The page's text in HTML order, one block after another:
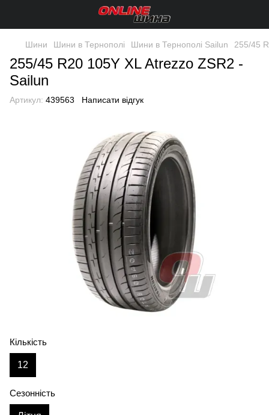
Шини Шини в Тернополі Шини в Тернополі Sailun 255/45
255/45 R20 105Y XL Atrezzo ZSR2 -
Sailun
Артикул: 439563 Написати відгук
Кількість
12
Сезонність